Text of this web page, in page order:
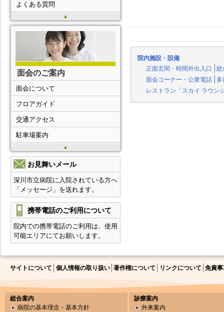
院内施設・設備
正面玄関・時間外出入口
総
面会コーナー・公衆電話
多
レストラン「スカイ ラウン
▲
よくある質問
面会のご案内
▲
面会について
フロアガイド
交通アクセス
駐車場案内
お見舞いメール
深川市立病院に入院されている方へ
「メッセージ」を送れます。
携帯電話のご利用について
院内での携帯電話のご利用は、使用
可能エリアにてお願いします。
サイトについて 個人情報の取り扱い 著作権について リンクについて 免責
総合案内
病院の基本理念・基本方針
診療案内
外来案内